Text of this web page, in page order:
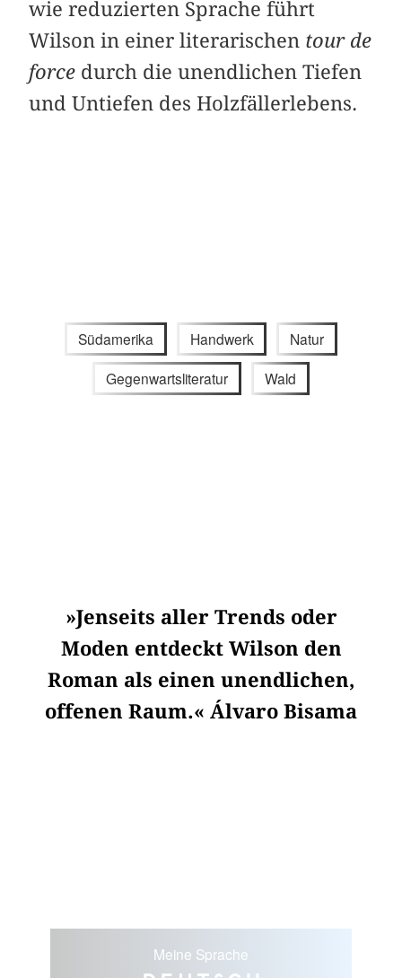
wie reduzierten Sprache führt
Wilson in einer literarischen tour de
force durch die unendlichen Tiefen
und Untiefen des Holzfällerlebens.
Südamerika Handwerk Natur
Gegenwartsliteratur Wald
»Jenseits aller Trends oder
Moden entdeckt Wilson den
Roman als einen unendlichen,
offenen Raum.« Álvaro Bisama
Meine Sprache